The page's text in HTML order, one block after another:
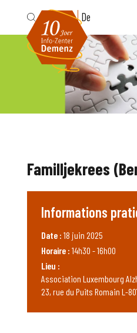
Fr De
Familljekrees
Informations
Date : 18 juin 2025
Horaire : 14h30 - 16h00
Lieu :
Association Luxembourg
23, rue du Puits Romain L-